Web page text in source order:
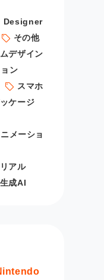
Designer
その他
デザイン
ン
スマホ
ケージ
メーショ
アル
生成AI